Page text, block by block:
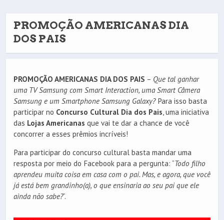
PROMOÇÃO AMERICANAS DIA
DOS PAIS
PROMOÇÃO AMERICANAS DIA DOS PAIS – Que tal ganhar
uma TV Samsung com Smart Interaction, uma Smart Câmera
Samsung e um Smartphone Samsung Galaxy?Para isso basta
participar no Concurso Cultural Dia dos Pais, uma iniciativa
das Lojas Americanas que vai te dar a chance de você
concorrer a esses prêmios incríveis!
Para participar do concurso cultural basta mandar uma
resposta por meio do Facebook para a pergunta: “Todo filho
aprendeu muita coisa em casa com o pai. Mas, e agora, que você
já está bem grandinho(a), o que ensinaria ao seu pai que ele
ainda não sabe?“.